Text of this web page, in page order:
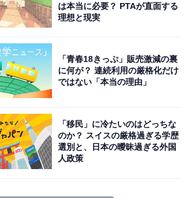
が思う存分味わえる！
パリジェンヌ」で提供されるスイー
ペラ、サントノーレなどが好きなだけ
は、洋スイーツ好きにはたまらない。
は本当に必要？ PTAが直面する
理想と現実
「青春18きっぷ」販売激減の裏
に何が？ 連続利用の厳格化だけ
ではない「本当の理由」
「移民」に冷たいのはどっちな
のか？ スイスの厳格過ぎる学歴
選別と、日本の曖昧過ぎる外国
人政策